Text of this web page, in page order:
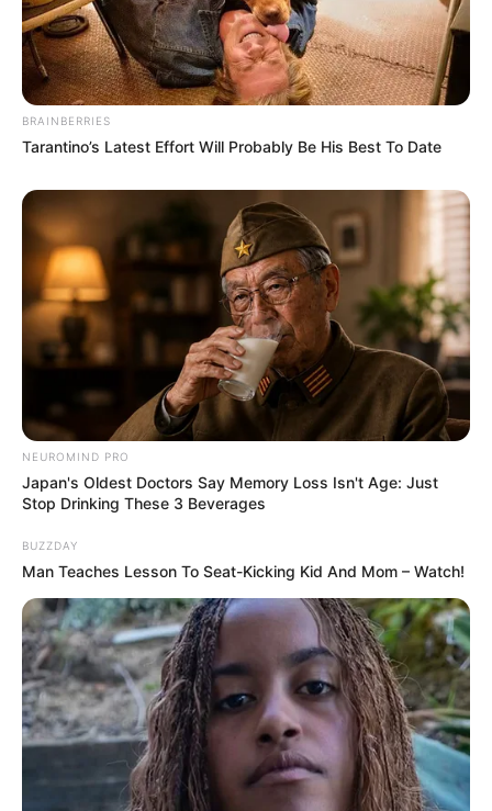
TULIS KOMENTAR
Alamat email Anda tidak akan dipublikasikan. Ruas yang wajib ditandai*
BRAINBERRIES
Tarantino’s Latest Effort Will Probably Be His Best To Date
NEUROMIND PRO
Japan's Oldest Doctors Say Memory Loss Isn't Age: Just
Stop Drinking These 3 Beverages
BUZZDAY
Man Teaches Lesson To Seat-Kicking Kid And Mom – Watch!